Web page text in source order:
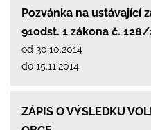
Pozvánka na ustávající
91odst. 1 zákona č.
od 30.10.2014
do 15.11.2014
ZÁPIS O VÝSLEDKU